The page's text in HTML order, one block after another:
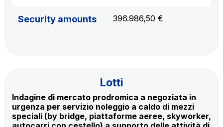
Raccordo Autostradale Valle d’Aosta S.p.A.
Società Autostrada Tirrenica p.A.
Network Km: 55
Concession expiring in 2028
Security amounts 396.986,50 €
Lotti
Indagine di mercato prodromica a negoziata in
urgenza per servizio noleggio a caldo di mezzi
speciali (by bridge, piattaforme aeree, skyworker,